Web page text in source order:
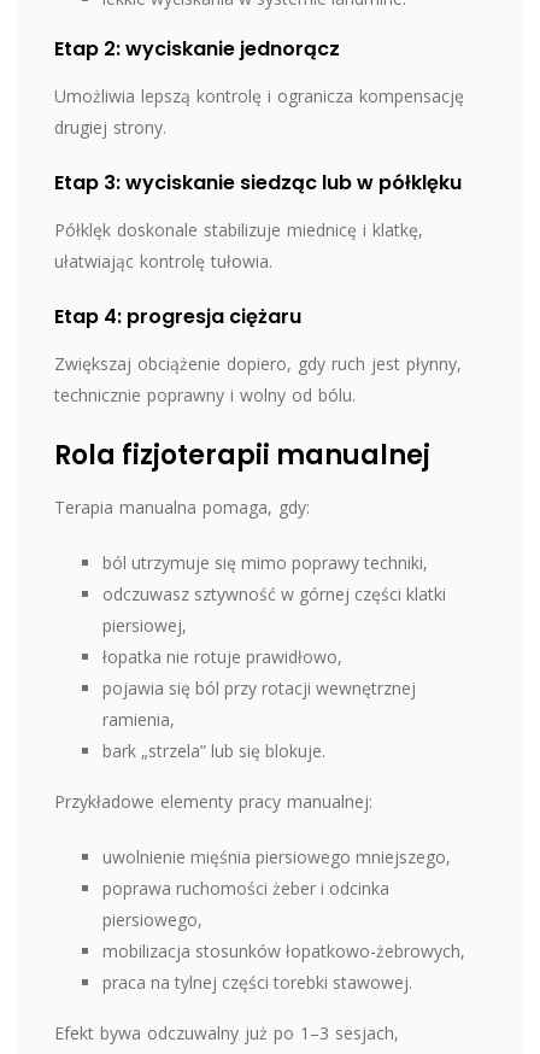
Etap 2: wyciskanie jednorącz
Umożliwia lepszą kontrolę i ogranicza kompensację
drugiej strony.
Etap 3: wyciskanie siedząc lub w półklęku
Półklęk doskonale stabilizuje miednicę i klatkę,
ułatwiając kontrolę tułowia.
Etap 4: progresja ciężaru
Zwiększaj obciążenie dopiero, gdy ruch jest płynny,
technicznie poprawny i wolny od bólu.
Rola fizjoterapii manualnej
Terapia manualna pomaga, gdy:
ból utrzymuje się mimo poprawy techniki,
odczuwasz sztywność w górnej części klatki
piersiowej,
łopatka nie rotuje prawidłowo,
pojawia się ból przy rotacji wewnętrznej
ramienia,
bark „strzela” lub się blokuje.
Przykładowe elementy pracy manualnej:
uwolnienie mięśnia piersiowego mniejszego,
poprawa ruchomości żeber i odcinka
piersiowego,
mobilizacja stosunków łopatkowo-żebrowych,
praca na tylnej części torebki stawowej.
Efekt bywa odczuwalny już po 1–3 sesjach,